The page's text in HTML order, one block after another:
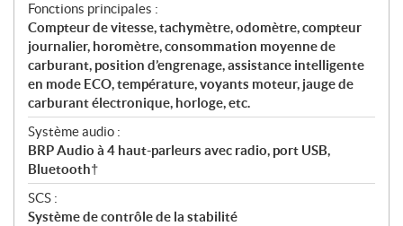
Fonctions principales :
Compteur de vitesse, tachymètre, odomètre, compteur
journalier, horomètre, consommation moyenne de
carburant, position d’engrenage, assistance intelligente
en mode ECO, température, voyants moteur, jauge de
carburant électronique, horloge, etc.
Système audio :
BRP Audio à 4 haut-parleurs avec radio, port USB,
Bluetooth†
SCS :
Système de contrôle de la stabilité